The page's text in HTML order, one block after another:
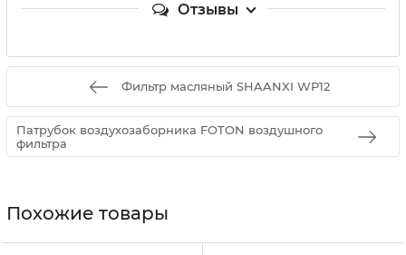
Отзывы
Фильтр масляный SHAANXI WP12
Патрубок воздухозаборника FOTON воздушного
фильтра
Похожие товары